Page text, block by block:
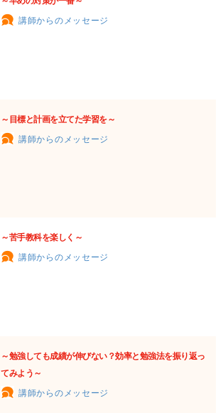
講師からのメッセージ
～目標と計画を立てた学習を～
講師からのメッセージ
～苦手教科を楽しく～
講師からのメッセージ
～勉強しても成績が伸びない？効率と勉強法を振り返っ
てみよう～
講師からのメッセージ